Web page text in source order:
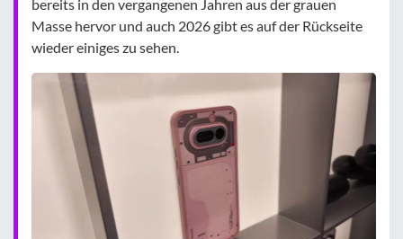
bereits in den vergangenen Jahren aus der grauen
Masse hervor und auch 2026 gibt es auf der Rückseite
wieder einiges zu sehen.